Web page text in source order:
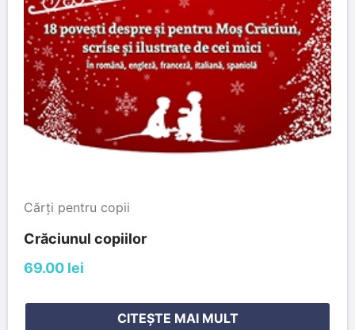
Cărți pentru copii
Crăciunul copiilor
69.00 lei
CITEȘTE MAI MULT